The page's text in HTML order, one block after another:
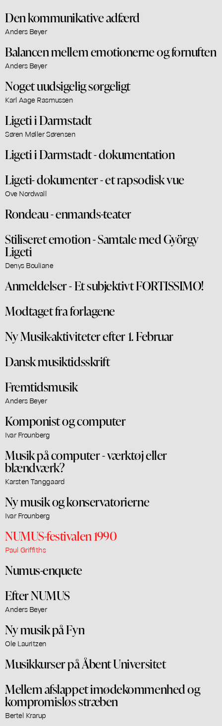
Den kommunikative adfærd
Anders Beyer
Balancen mellem emotionerne og fornuften
Anders Beyer
Noget uudsigelig sørgeligt
Karl Aage Rasmussen
Ligeti i Darmstadt
Søren Møller Sørensen
Ligeti i Darmstadt - dokumentation
Ligeti- dokumenter - et rapsodisk vue
Ove Nordwall
Rondeau - enmands-teater
Stiliseret emotion - Samtale med György
Ligeti
Denys Bouliane
Anmeldelser - Et subjektivt FORTISSIMO!
Modtaget fra forlagene
Ny Musik-aktiviteter efter 1. Februar
Dansk musiktidsskrift
Fremtidsmusik
Anders Beyer
Komponist og computer
Ivar Frounberg
Musik på computer - værktøj eller
blændværk?
Karsten Tanggaard
Ny musik og konservatorierne
Ivar Frounberg
NUMUS-festivalen 1990
Paul Griffiths
Numus-enquete
Efter NUMUS
Anders Beyer
Ny musik på Fyn
Ole Lauritzen
Musikkurser på Åbent Universitet
Mellem afslappet imødekommenhed og
kompromisløs stræben
Bertel Krarup